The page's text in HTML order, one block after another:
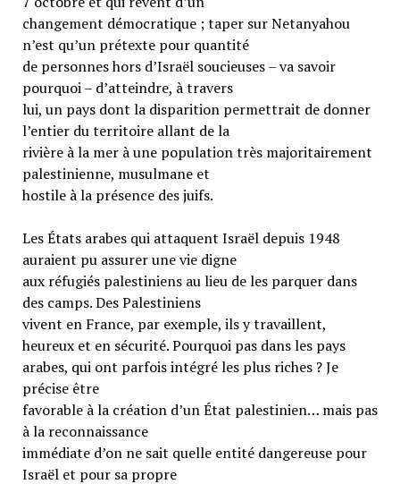
changement démocratique ; taper sur Netanyahou
n’est qu’un prétexte pour quantité
de personnes hors d’Israël soucieuses – va savoir
pourquoi – d’atteindre, à travers
lui, un pays dont la disparition permettrait de donner
l’entier du territoire allant de la
rivière à la mer à une population très majoritairement
palestinienne, musulmane et
hostile à la présence des juifs.
Les États arabes qui attaquent Israël depuis 1948
auraient pu assurer une vie digne
aux réfugiés palestiniens au lieu de les parquer dans
des camps. Des Palestiniens
vivent en France, par exemple, ils y travaillent,
heureux et en sécurité. Pourquoi pas dans les pays
arabes, qui ont parfois intégré les plus riches ? Je
précise être
favorable à la création d’un État palestinien… mais pas
à la reconnaissance
immédiate d’on ne sait quelle entité dangereuse pour
Israël et pour sa propre